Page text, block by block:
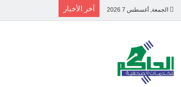
الجمعة, أغسطس 7 2026 آخر الأخبار